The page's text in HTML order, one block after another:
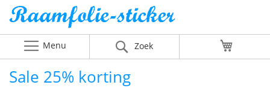
Menu Zoek
Sale 25% korting